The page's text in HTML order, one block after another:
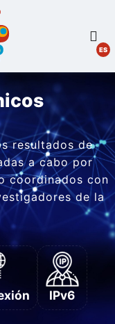
ES
resultados de
a cabo por
coordinados con
de la
IPv6